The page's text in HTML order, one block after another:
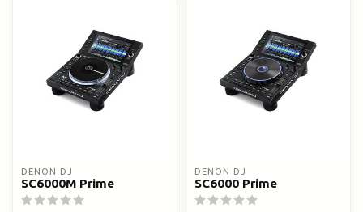
DENON DJ
SC6000M Prime
DENON DJ
SC6000 Prime